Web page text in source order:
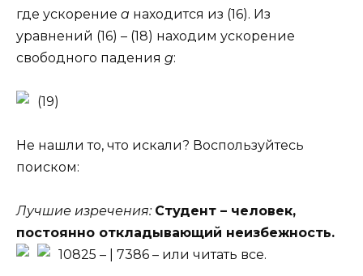
где ускорение a находится из (16). Из
уравнений (16) – (18) находим ускорение
свободного падения g:
(19)
Не нашли то, что искали? Воспользуйтесь
поиском:
Лучшие изречения: Студент – человек,
постоянно откладывающий неизбежность.
10825 –
| 7386 – или читать все.